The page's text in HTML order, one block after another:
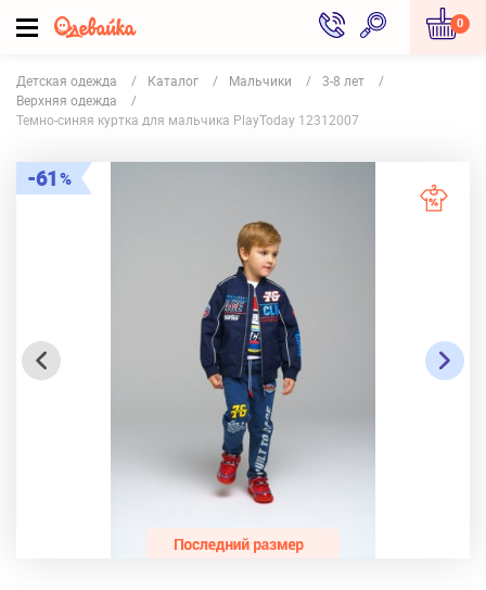
0
Детская одежда Каталог Мальчики
3-8 лет
Верхняя одежда
Темно-синяя куртка для мальчика PlayToday 12312007
61